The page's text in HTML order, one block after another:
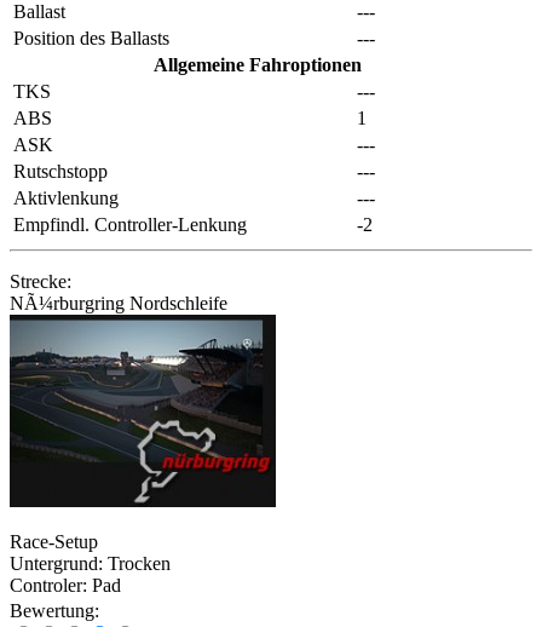
Ballast
---
Position des Ballasts
---
Allgemeine Fahroptionen
TKS
---
ABS
1
ASK
---
Rutschstopp
---
Aktivlenkung
---
Empfindl. Controller-Lenkung
-2
Strecke:
NÃ¼rburgring Nordschleife
Race-Setup
Untergrund: Trocken
Controler: Pad
Bewertung: